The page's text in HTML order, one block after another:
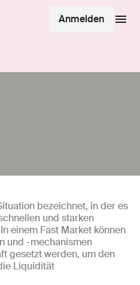
Anmelden
bezeichnet, in der es
und starken
einem Fast Market können
und -mechanismen
gesetzt werden, um den
Liquidität